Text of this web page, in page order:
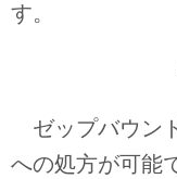
す。
ゼップバウン
への処方が可能